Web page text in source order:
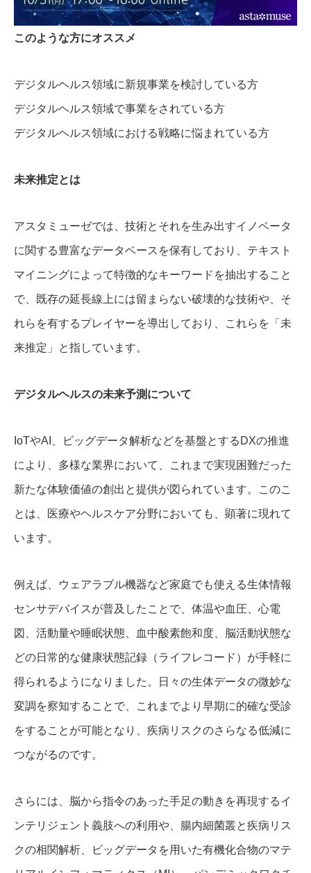
このような方にオススメ
デジタルヘルス領域に新規事業を検討している方
デジタルヘルス領域で事業をされている方
デジタルヘルス領域における戦略に悩まれている方
未来推定とは
アスタミューゼでは、技術とそれを生み出すイノベータ
に関する豊富なデータベースを保有しており、テキスト
マイニングによって特徴的なキーワードを抽出すること
で、既存の延長線上には留まらない破壊的な技術や、そ
れらを有するプレイヤーを導出しており、これらを「未
来推定」と指しています。
デジタルヘルスの未来予測について
IoTやAI、ビッグデータ解析などを基盤とするDXの推進
により、多様な業界において、これまで実現困難だった
新たな体験価値の創出と提供が図られています。このこ
とは、医療やヘルスケア分野においても、顕著に現れて
います。
例えば、ウェアラブル機器など家庭でも使える生体情報
センサデバイスが普及したことで、体温や血圧、心電
図、活動量や睡眠状態、血中酸素飽和度、脳活動状態な
どの日常的な健康状態記録（ライフレコード）が手軽に
得られるようになりました。日々の生体データの微妙な
変調を察知することで、これまでより早期に的確な受診
をすることが可能となり、疾病リスクのさらなる低減に
つながるのです。
さらには、脳から指令のあった手足の動きを再現するイ
ンテリジェント義肢への利用や、腸内細菌叢と疾病リス
クの相関解析、ビッグデータを用いた有機化合物のマテ